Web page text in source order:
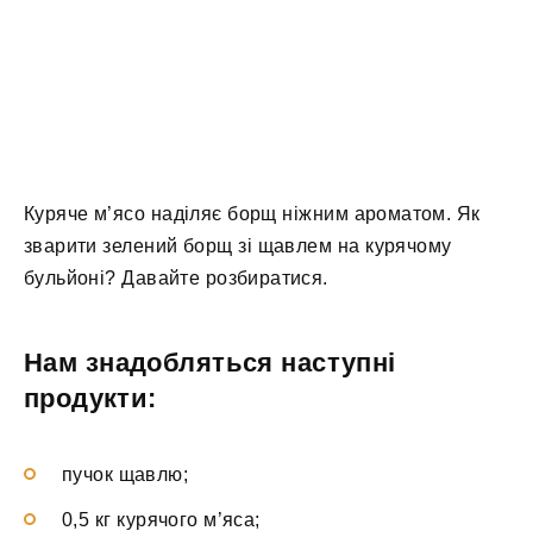
Куряче м’ясо наділяє борщ ніжним ароматом. Як
зварити зелений борщ зі щавлем на курячому
бульйоні? Давайте розбиратися.
Нам знадобляться наступні
продукти:
пучок щавлю;
0,5 кг курячого м’яса;